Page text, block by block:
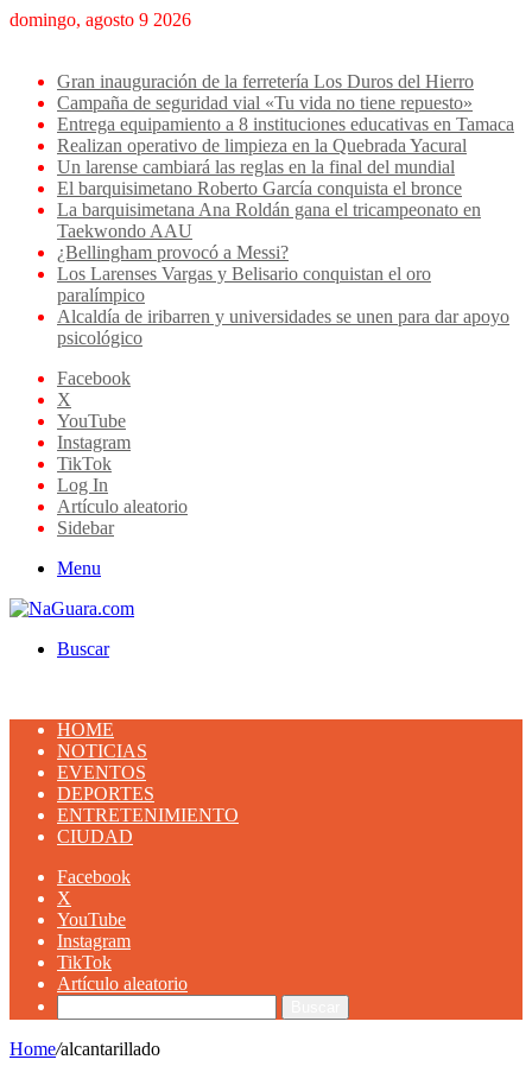
domingo, agosto 9 2026
Gran inauguración de la ferretería Los Duros del Hierro
Campaña de seguridad vial «Tu vida no tiene repuesto»
Entrega equipamiento a 8 instituciones educativas en Tamaca
Realizan operativo de limpieza en la Quebrada Yacural
Un larense cambiará las reglas en la final del mundial
El barquisimetano Roberto García conquista el bronce
La barquisimetana Ana Roldán gana el tricampeonato en
Taekwondo AAU
¿Bellingham provocó a Messi?
Los Larenses Vargas y Belisario conquistan el oro
paralímpico
Alcaldía de iribarren y universidades se unen para dar apoyo
psicológico
Facebook
X
YouTube
Instagram
TikTok
Log In
Artículo aleatorio
Sidebar
Menu
Buscar
HOME
NOTICIAS
EVENTOS
DEPORTES
ENTRETENIMIENTO
CIUDAD
Facebook
X
YouTube
Instagram
TikTok
Artículo aleatorio
Home/alcantarillado